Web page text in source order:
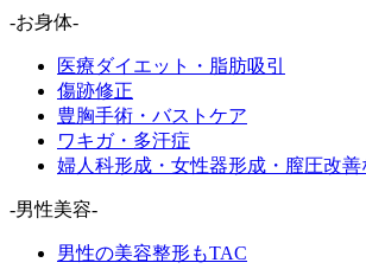
-お身体-
医療ダイエット・脂肪吸引
傷跡修正
豊胸手術・バストケア
ワキガ・多汗症
婦人科形成・女性器形成・膣圧改善
-男性美容-
男性の美容整形もTAC